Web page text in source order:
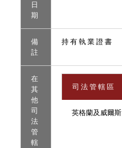
日
期
備
註
持 有 執 業 證 書
在
其
他
司
法
管
轄
司 法 管 轄 區
英格蘭及威爾斯